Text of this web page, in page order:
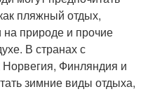
пляжный отдых,
природе и прочие
В странах с
Финляндия и
зимние виды отдыха,